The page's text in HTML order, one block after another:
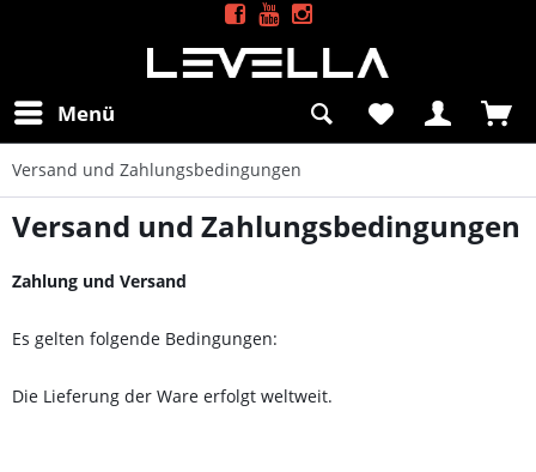
Menü
Versand und Zahlungsbedingungen
Versand und Zahlungsbedingungen
Zahlung und Versand
Es gelten folgende Bedingungen:
Die Lieferung der Ware erfolgt weltweit.